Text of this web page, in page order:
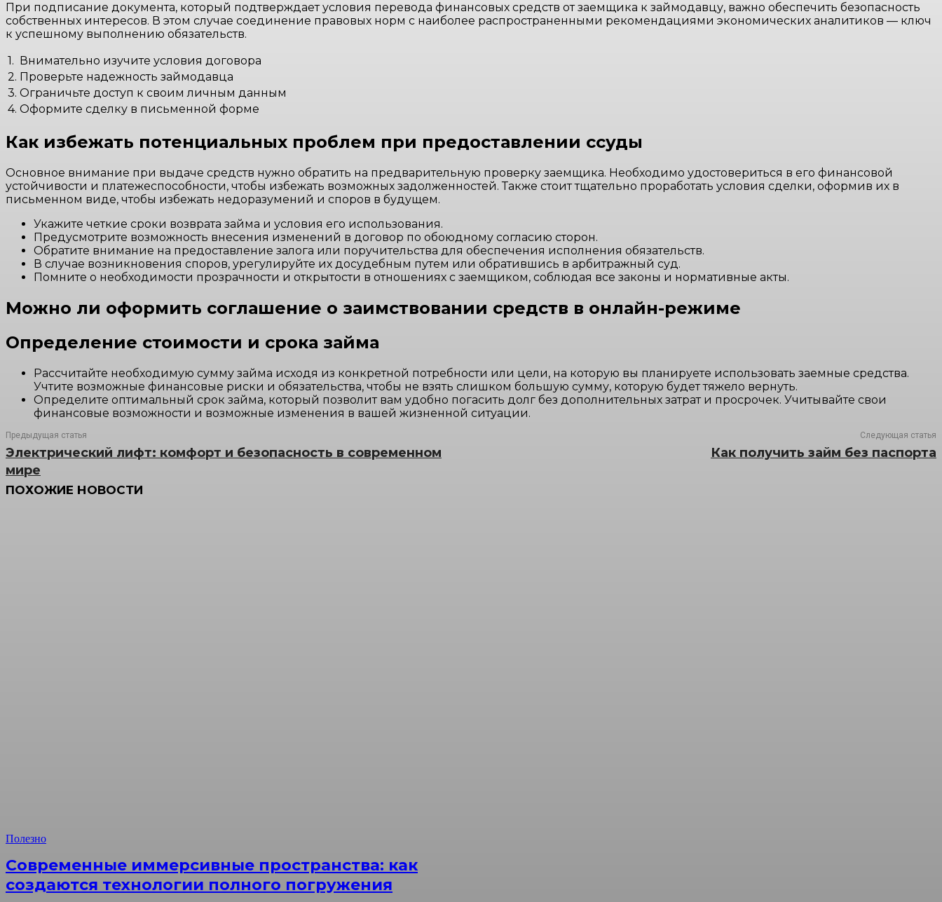
При подписание документа, который подтверждает условия перевода финансовых средств от заемщика к займодавцу, важно обеспечить безопасность
собственных интересов. В этом случае соединение правовых норм с наиболее распространенными рекомендациями экономических аналитиков — ключ
к успешному выполнению обязательств.
1.
Внимательно изучите условия договора
2. Проверьте надежность займодавца
3. Ограничьте доступ к своим личным данным
4. Оформите сделку в письменной форме
Как избежать потенциальных проблем при предоставлении ссуды
Основное внимание при выдаче средств нужно обратить на предварительную проверку заемщика. Необходимо удостовериться в его финансовой
устойчивости и платежеспособности, чтобы избежать возможных задолженностей. Также стоит тщательно проработать условия сделки, оформив их в
письменном виде, чтобы избежать недоразумений и споров в будущем.
Укажите четкие сроки возврата займа и условия его использования.
Предусмотрите возможность внесения изменений в договор по обоюдному согласию сторон.
Обратите внимание на предоставление залога или поручительства для обеспечения исполнения обязательств.
В случае возникновения споров, урегулируйте их досудебным путем или обратившись в арбитражный суд.
Помните о необходимости прозрачности и открытости в отношениях с заемщиком, соблюдая все законы и нормативные акты.
Можно ли оформить соглашение о заимствовании средств в онлайн-режиме
Определение стоимости и срока займа
Рассчитайте необходимую сумму займа исходя из конкретной потребности или цели, на которую вы планируете использовать заемные средства.
Учтите возможные финансовые риски и обязательства, чтобы не взять слишком большую сумму, которую будет тяжело вернуть.
Определите оптимальный срок займа, который позволит вам удобно погасить долг без дополнительных затрат и просрочек. Учитывайте свои
финансовые возможности и возможные изменения в вашей жизненной ситуации.
Предыдущая статья
Электрический лифт: комфорт и безопасность в современном
мире
Следующая статья
Как получить займ без паспорта
ПОХОЖИЕ НОВОСТИ
Полезно
Современные иммерсивные пространства: как
создаются технологии полного погружения